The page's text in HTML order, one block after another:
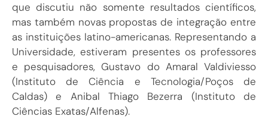
que discutiu não somente resultados científicos,
mas também novas propostas de integração entre
as instituições latino-americanas. Representando a
Universidade, estiveram presentes os professores
e pesquisadores, Gustavo do Amaral Valdiviesso
(Instituto de Ciência e Tecnologia/Poços de
Caldas) e Anibal Thiago Bezerra (Instituto de
Ciências Exatas/Alfenas).